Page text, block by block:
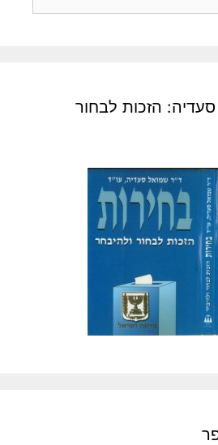
הזכות לבחור